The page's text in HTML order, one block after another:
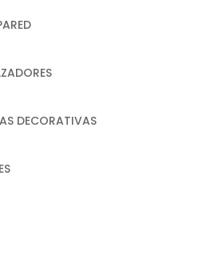
DECORATIVAS